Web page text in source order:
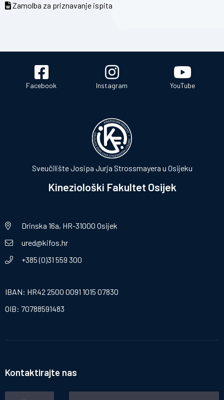
Zamolba za priznavanje ispita
Facebook Instagram YouTube
Sveučilište Josipa Jurja Strossmayera u Osijeku
Kineziološki Fakultet Osijek
Drinska 16a, HR-31000 Osijek
ured@kifos.hr
+385 (0)31 559 300
IBAN: HR42 2500 0091 1015 07830
OIB: 70788591483
Kontaktirajte nas